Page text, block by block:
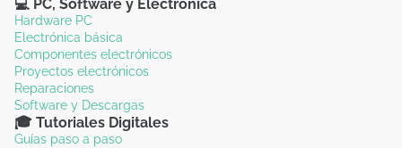
💻 PC, Software y Electrónica
Hardware PC
Electrónica básica
Componentes electrónicos
Proyectos electrónicos
Reparaciones
Software y Descargas
🎓 Tutoriales Digitales
Guías paso a paso